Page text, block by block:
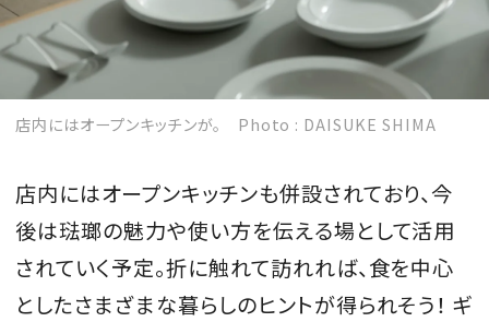
店内にはオープンキッチンが。 Photo : DAISUKE SHIMA
店内にはオープンキッチンも併設されており、今
後は琺瑯の魅力や使い方を伝える場として活用
されていく予定。折に触れて訪れれば、食を中心
としたさまざまな暮らしのヒントが得られそう！ ギ